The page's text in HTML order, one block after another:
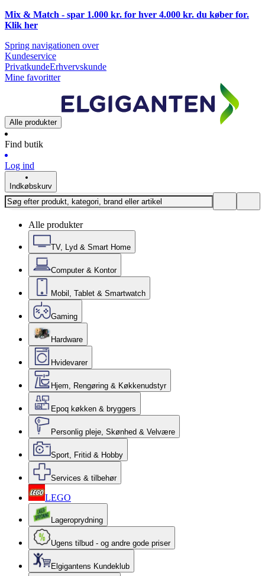
Mix & Match - spar 1.000 kr. for hver 4.000 kr. du køber for.
Klik her
Spring navigationen over
Kundeservice
PrivatkundeErhvervskunde
Mine favoritter
Alle produkter
Find butik
Log ind
Indkøbskurv
Alle produkter
TV, Lyd & Smart Home
Computer & Kontor
Mobil, Tablet & Smartwatch
Gaming
Hardware
Hvidevarer
Hjem, Rengøring & Køkkenudstyr
Epoq køkken & bryggers
Personlig pleje, Skønhed & Velvære
Sport, Fritid & Hobby
Services & tilbehør
LEGO
Lageroprydning
Ugens tilbud - og andre gode priser
Elgigantens Kundeklub